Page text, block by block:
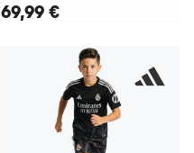
69,99 €